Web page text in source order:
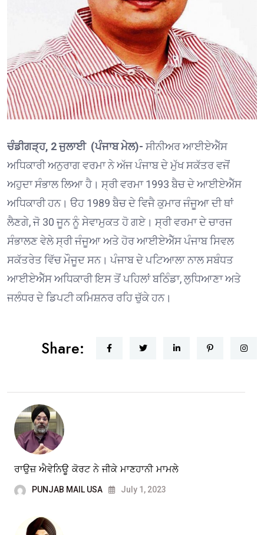
ਚੰਡੀਗੜ੍ਹ, 2 ਜੁਲਾਈ (ਪੰਜਾਬ ਮੇਲ)- ਸੀਨੀਅਰ ਆਈਏਐੱਸ
ਅਧਿਕਾਰੀ ਅਨੁਰਾਗ ਵਰਮਾ ਨੇ ਅੱਜ ਪੰਜਾਬ ਦੇ ਮੁੱਖ ਸਕੱਤਰ ਵਜੋਂ
ਅਹੁਦਾ ਸੰਭਾਲ ਲਿਆ ਹੈ। ਸ੍ਰੀ ਵਰਮਾ 1993 ਬੈਚ ਦੇ ਆਈਏਐੱਸ
ਅਧਿਕਾਰੀ ਹਨ। ੳਹ 1989 ਬੈਚ ਦੇ ਵਿਜੈ ਕੁਮਾਰ ਜੰਜੂਆ ਦੀ ਥਾਂ
ਲੈਣਗੇ, ਜੋ 30 ਜੂਨ ਨੂੰ ਸੇਵਾਮੁਕਤ ਹੋ ਗਏ। ਸ੍ਰੀ ਵਰਮਾ ਦੇ ਚਾਰਜ
ਸੰਭਾਲਣ ਵੇਲੇ ਸ੍ਰੀ ਜੰਜੂਆ ਅਤੇ ਹੋਰ ਆਈਏਐੱਸ ਪੰਜਾਬ ਸਿਵਲ
ਸਕੱਤਰੇਤ ਵਿੱਚ ਮੌਜੂਦ ਸਨ। ਪੰਜਾਬ ਦੇ ਪਟਿਆਲਾ ਨਾਲ ਸਬੰਧਤ
ਆਈਏਐੱਸ ਅਧਿਕਾਰੀ ਇਸ ਤੋਂ ਪਹਿਲਾਂ ਬਠਿੰਡਾ, ਲੁਧਿਆਣਾ ਅਤੇ
ਜਲੰਧਰ ਦੇ ਡਿਪਟੀ ਕਮਿਸ਼ਨਰ ਰਹਿ ਚੁੱਕੇ ਹਨ।
Share:
ਰਾਉਜ਼ ਐਵੇਨਿਊ ਕੋਰਟ ਨੇ ਜੀਕੇ ਮਾਣਹਾਨੀ ਮਾਮਲੇ
PUNJAB MAIL USA July 1, 2023